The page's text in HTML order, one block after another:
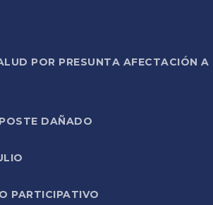
POR PRESUNTA AFECTACIÓN A
DAÑADO
PARTICIPATIVO